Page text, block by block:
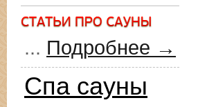
... Подробнее →
Спа сауны